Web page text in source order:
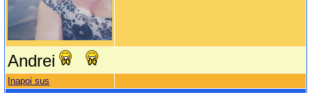
Andrei
Inapoi sus